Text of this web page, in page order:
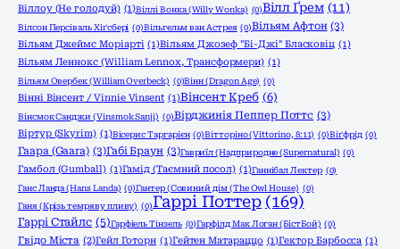
Віллоу (Не голодуй) (1)Віллі Вонка (Willy Wonka) (0)Вілл Ґрем (11)
Вілсон Персіваль Хіґсбері (0)Вільгельм ван Астрея (0)Вільям Афтон (3)
Вільям Джеймс Моріарті (1)Вільям Джозеф "Бі-Джі" Бласковіц (1)
Вільям Леннокс (William Lennox, Трансформери) (1)
Вільям Овербек (William Overbeck) (0)Вінн (Dragon Age) (0)
Вінні Вінсент / Vinnie Vinsent (1)Вінсент Креб (6)
Вінсмок Санджи (Vinsmok Sanji) (0)Вірджинія Пеппер Поттс (3)
Віртур (Skyrim) (1)Вісерис Таргарієн (0)Вітторіно (Vittorino, 8:11) (0)Віґфрід (0)
Гаара (Gaara) (3)Габі Браун (3)Гавриїл (Надприродне (Supernatural) (0)
Гамбол (Gumball) (1)Гамід (Таємний посол) (1)Ганнібал Лектер (0)
Ганс Ланда (Hans Landa) (0)Гантер (Совиний дім (The Owl House) (0)
Ганя (Крізь темряву пливу) (0)Гаррі Поттер (169)
Гаррі Стайлс (5)Гарфіель Тінзель (0)Гарфілд Мак Логан (БістБой) (0)
Гвідо Міста (2)Гейл Готорн (1)Гейтен Матараццо (1)Гектор Барбосса (1)